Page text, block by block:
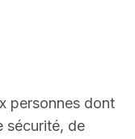
personnes dont
sécurité, de